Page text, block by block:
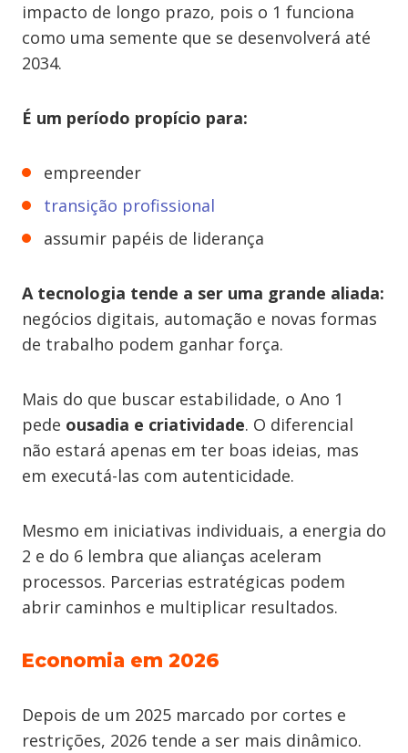
impacto de longo prazo, pois o 1 funciona
como uma semente que se desenvolverá até
2034.
É um período propício para:
empreender
transição profissional
assumir papéis de liderança
A tecnologia tende a ser uma grande aliada:
negócios digitais, automação e novas formas
de trabalho podem ganhar força.
Mais do que buscar estabilidade, o Ano 1
pede ousadia e criatividade. O diferencial
não estará apenas em ter boas ideias, mas
em executá-las com autenticidade.
Mesmo em iniciativas individuais, a energia do
2 e do 6 lembra que alianças aceleram
processos. Parcerias estratégicas podem
abrir caminhos e multiplicar resultados.
Economia em 2026
Depois de um 2025 marcado por cortes e
restrições, 2026 tende a ser mais dinâmico.